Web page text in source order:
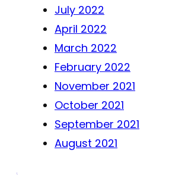
July 2022
April 2022
March 2022
February 2022
November 2021
October 2021
September 2021
August 2021